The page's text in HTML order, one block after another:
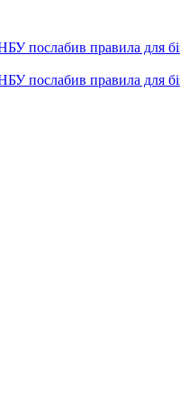
послабив правила для
послабив правила для